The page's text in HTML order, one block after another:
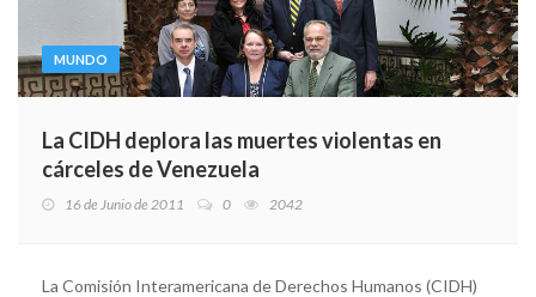
MUNDO
La CIDH deplora las muertes violentas en
cárceles de Venezuela
16 de Junio de 2011 0 2042
La Comisión Interamericana de Derechos Humanos (CIDH)